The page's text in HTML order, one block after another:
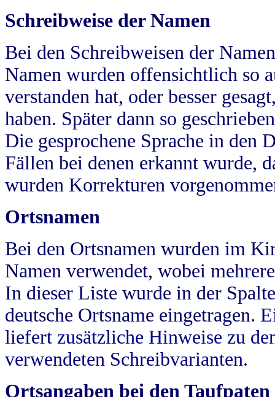
Schreibweise der Namen
Bei den Schreibweisen der
Namen wurden offensichtlich so
verstanden hat, oder besser
haben. Später dann so
Die gesprochene Sprache in
Fällen bei denen erkannt wurde,
wurden Korrekturen
Ortsnamen
Bei den Ortsnamen wurden im
Namen verwendet, wobei
In dieser Liste wurde in der
deutsche Ortsname eingetragen.
liefert zusätzliche Hinweise zu
verwendeten Schreibvarianten.
Ortsangaben bei den Taufpaten